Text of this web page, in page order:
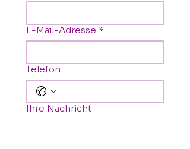
E-Mail-Adresse *
Telefon
Ihre Nachricht